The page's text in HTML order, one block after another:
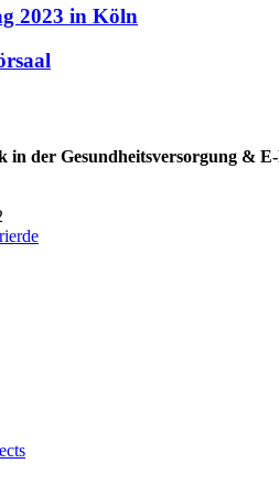
2023 in Köln
in der Gesundheitsversorgung &
de